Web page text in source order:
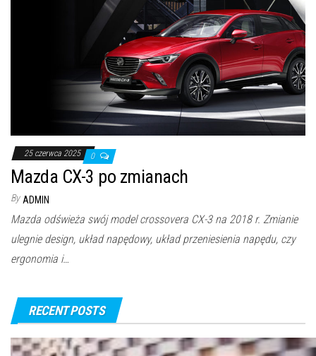
25 czerwca 2025 0
Mazda CX-3 po zmianach
By ADMIN
Mazda odświeża swój model crossovera CX-3 na 2018 r. Zmianie
ulegnie design, układ napędowy, układ przeniesienia napędu, czy
ergonomia i…
RECENT POSTS